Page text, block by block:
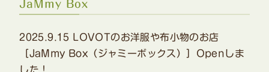
JaMmy Box
2025.9.15 LOVOTのお洋服や布小物のお店
［JaMmy Box（ジャミーボックス）］Openしま
した！